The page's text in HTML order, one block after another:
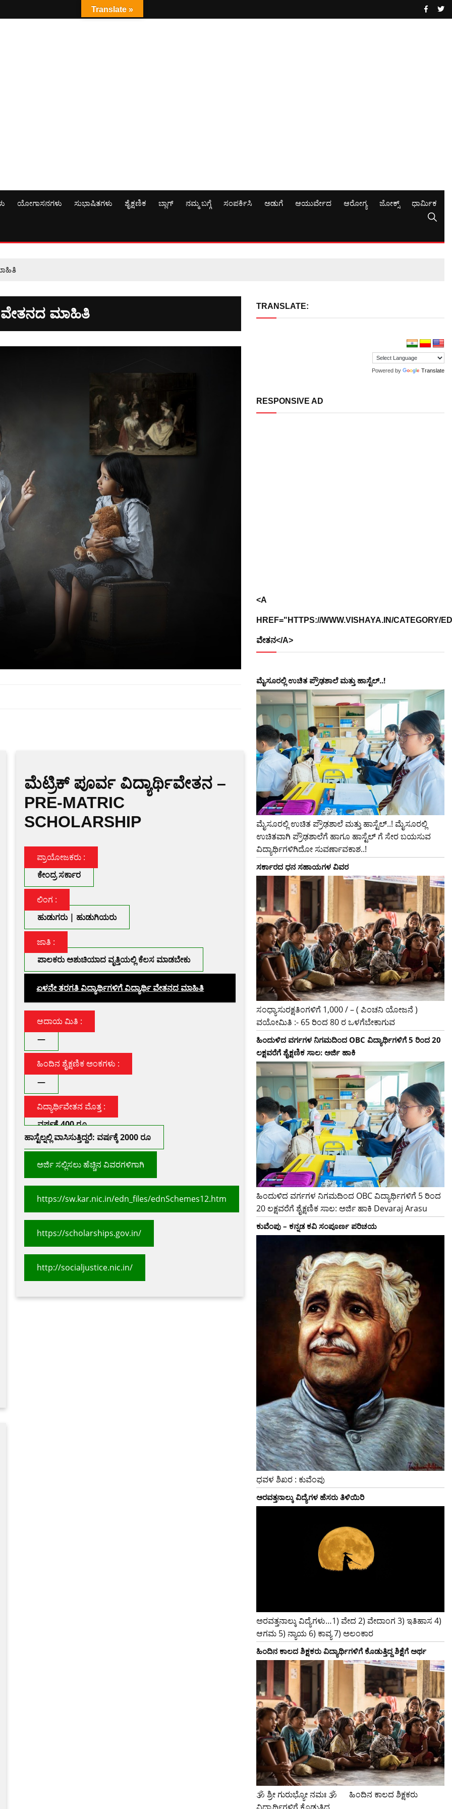
ಯೋಗಾಸನಗಳು ಸುಭಾಷಿತಗಳು ಶೈಕ್ಷಣಿಕ ಬ್ಲಾಗ್ ನಮ್ಮ ಬಗ್ಗೆ ಸಂಪರ್ಕಿಸಿ ಅಡುಗೆ ಆಯುರ್ವೇದ ಆರೋಗ್ಯ ಜೋಕ್ಸ್ ಧಾರ್ಮಿಕ
ವೇತನದ ಮಾಹಿತಿ
ಮೆಟ್ರಿಕ್ ಪೂರ್ವ ವಿದ್ಯಾರ್ಥಿವೇತನ –
PRE-MATRIC
SCHOLARSHIP
ಪ್ರಾಯೋಜಕರು :
ಕೇಂದ್ರ ಸರ್ಕಾರ
ಲಿಂಗ :
ಹುಡುಗರು | ಹುಡುಗಿಯರು
ಜಾತಿ :
ಪಾಲಕರು ಅಶುಚಿಯಾದ ವೃತ್ತಿಯಲ್ಲಿ ಕೆಲಸ ಮಾಡಬೇಕು
ಏಳನೇ ತರಗತಿ ವಿದ್ಯಾರ್ಥಿಗಳಿಗೆ ವಿದ್ಯಾರ್ಥಿ ವೇತನದ ಮಾಹಿತಿ
ಆದಾಯ ಮಿತಿ :
—
ಹಿಂದಿನ ಶೈಕ್ಷಣಿಕ ಅಂಕಗಳು :
—
ವಿದ್ಯಾರ್ಥಿವೇತನ ಮೊತ್ತ :
ವರ್ಷಕ್ಕೆ 400 ರೂ
ಹಾಸ್ಟೆಲ್ನಲ್ಲಿ ವಾಸಿಸುತ್ತಿದ್ದರೆ: ವರ್ಷಕ್ಕೆ 2000 ರೂ
ಅರ್ಜಿ ಸಲ್ಲಿಸಲು ಹೆಚ್ಚಿನ ವಿವರಗಳಿಗಾಗಿ
https://sw.kar.nic.in/edn_files/ednSchemes12.htm
https://scholarships.gov.in/
http://socialjustice.nic.in/
TRANSLATE:
Powered by Translate
RESPONSIVE AD
<A
HREF="HTTPS://WWW.VISHAYA.IN/CATEGORY/
ವೇತನ</A>
ಮೈಸೂರಲ್ಲಿ ಉಚಿತ ಪ್ರೌಢಶಾಲೆ ಮತ್ತು ಹಾಸ್ಟೆಲ್..!
ಮೈಸೂರಲ್ಲಿ ಉಚಿತ ಪ್ರೌಢಶಾಲೆ ಮತ್ತು ಹಾಸ್ಟೆಲ್..! ಮೈಸೂರಲ್ಲಿ
ಉಚಿತವಾಗಿ ಪ್ರೌಢಶಾಲೆಗೆ ಹಾಗೂ ಹಾಸ್ಟೆಲ್ ಗೆ ಸೇರ ಬಯಸುವ
ವಿದ್ಯಾರ್ಥಿಗಳಿಗಿದೋ ಸುವರ್ಣಾವಕಾಶ..!
ಸರ್ಕಾರದ​ ​ಧನ ಸಹಾಯಗಳ ವಿವರ
ಸಂಧ್ಯಾಸುರಕ್ಷತಿಂಗಳಿಗೆ 1,000 / – ( ಪಿಂಚನಿ ಯೋಜನೆ )
ವಯೋಮಿತಿ :- 65 ರಿಂದ 80 ರ ಒಳಗೆಬೇಕಾಗುವ
ಹಿಂದುಳಿದ ವರ್ಗಗಳ ನಿಗಮದಿಂದ OBC ವಿದ್ಯಾರ್ಥಿಗಳಿಗೆ 5 ರಿಂದ 20
ಲಕ್ಷವರೆಗೆ ಶೈಕ್ಷಣಿಕ ಸಾಲ: ಅರ್ಜಿ ಹಾಕಿ
ಹಿಂದುಳಿದ ವರ್ಗಗಳ ನಿಗಮದಿಂದ OBC ವಿದ್ಯಾರ್ಥಿಗಳಿಗೆ 5 ರಿಂದ
20 ಲಕ್ಷವರೆಗೆ ಶೈಕ್ಷಣಿಕ ಸಾಲ: ಅರ್ಜಿ ಹಾಕಿ Devaraj Arasu
ಕುವೆಂಪು – ಕನ್ನಡ ಕವಿ ಸಂಪೂರ್ಣ ಪರಿಚಯ
ಧವಳ ಶಿಖರ : ಕುವೆಂಪು
ಅರವತ್ತನಾಲ್ಕು ವಿದ್ಯೆಗಳ ಹೆಸರು ತಿಳಿಯಿರಿ
ಅರವತ್ತನಾಲ್ಕು ವಿದ್ಯೆಗಳು…1) ವೇದ 2) ವೇದಾಂಗ 3) ಇತಿಹಾಸ 4)
ಆಗಮ 5) ನ್ಯಾಯ 6) ಕಾವ್ಯ 7) ಅಲಂಕಾರ
ಹಿಂದಿನ ಕಾಲದ ಶಿಕ್ಷಕರು ವಿದ್ಯಾರ್ಥಿಗಳಿಗೆ ಕೊಡುತ್ತಿದ್ದ ಶಿಕ್ಷೆಗೆ ಅರ್ಥ
🕉 ಶ್ರೀ ಗುರುಭ್ಯೋ ನಮಃ 🕉 ‌ ‌ ‌ ‌ ‌ ಹಿಂದಿನ ಕಾಲದ ಶಿಕ್ಷಕರು
Translate »